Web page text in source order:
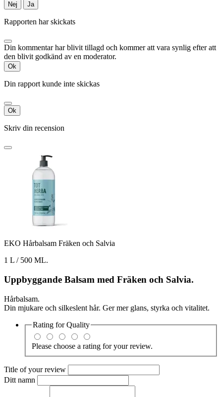
Nej Ja
Rapporten har skickats
Din kommentar har blivit tillagd och kommer att vara synlig efter att
den blivit godkänd av en moderator.
Ok
Din rapport kunde inte skickas
Ok
Skriv din recension
EKO Hårbalsam Fräken och Salvia
1 L / 500 ML.
Uppbyggande Balsam med Fräken och Salvia.
Hårbalsam.
Din mjukare och silkeslent hår. Ger mer glans, styrka och vitalitet.
Rating forQuality
Please choose a rating for your review.
Title of your review
Ditt namn